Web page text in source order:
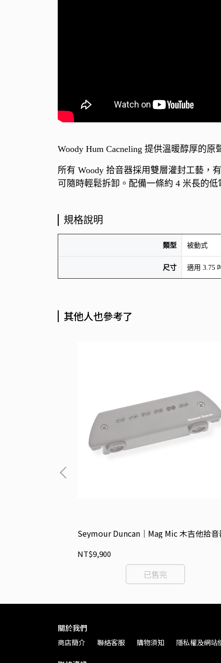
Woody Hum Cacneling 提供溫暖醇厚的
所有 Woody 拾音器採用雙層灌封工藝，
可隨時輕鬆拆卸。配備一條約 4 米長的
規格說明
類型 被動式
尺寸 適用 3.75
其他人也參考了
Seymour Duncan｜Mag Mic 木吉他拾
NT$9,900
已售完
關於我們
商店簡介 聯絡客服 購物須知 隱私權及網站